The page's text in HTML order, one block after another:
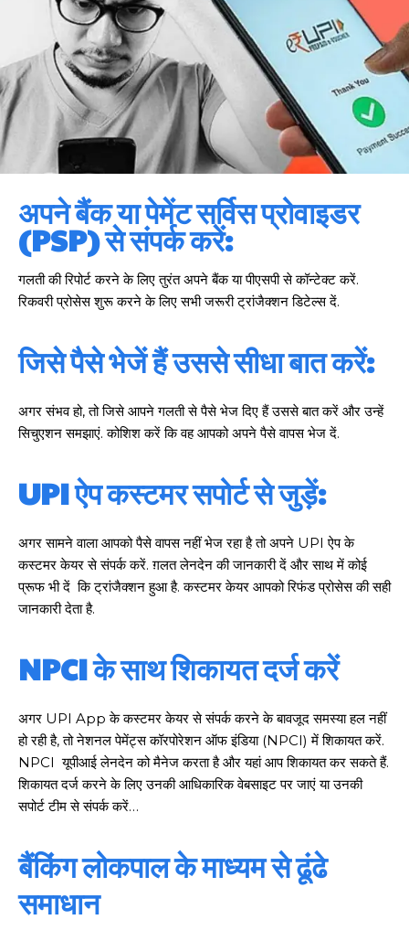
अपने बैंक या पेमेंट सर्विस प्रोवाइडर
(PSP) से संपर्क करें:
गलती की रिपोर्ट करने के लिए तुरंत अपने बैंक या पीएसपी से कॉन्टेक्ट करें.
रिकवरी प्रोसेस शुरू करने के लिए सभी जरूरी ट्रांजैक्शन डिटेल्स दें.
जिसे पैसे भेजें हैं उससे सीधा बात करें:
अगर संभव हो, तो जिसे आपने गलती से पैसे भेज दिए हैं उससे बात करें और उन्हें
सिचुएशन समझाएं. कोशिश करें कि वह आपको अपने पैसे वापस भेज दें.
UPI ऐप कस्टमर सपोर्ट से जुड़ें:
अगर सामने वाला आपको पैसे वापस नहीं भेज रहा है तो अपने UPI ऐप के
कस्टमर केयर से संपर्क करें. ग़लत लेनदेन की जानकारी दें और साथ में कोई
प्रूफ भी दें कि ट्रांजैक्शन हुआ है. कस्टमर केयर आपको रिफंड प्रोसेस की सही
जानकारी देता है.
NPCI के साथ शिकायत दर्ज करें
अगर UPI App के कस्टमर केयर से संपर्क करने के बावजूद समस्या हल नहीं
हो रही है, तो नेशनल पेमेंट्स कॉरपोरेशन ऑफ इंडिया (NPCI) में शिकायत करें.
NPCI यूपीआई लेनदेन को मैनेज करता है और यहां आप शिकायत कर सकते हैं.
शिकायत दर्ज करने के लिए उनकी आधिकारिक वेबसाइट पर जाएं या उनकी
सपोर्ट टीम से संपर्क करें…
बैंकिंग लोकपाल के माध्यम से ढूंढे
समाधान